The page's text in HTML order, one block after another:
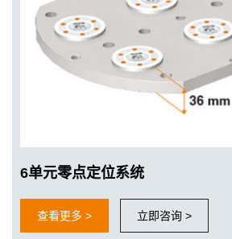
6单元零点定位系统
查看更多 > 立即咨询 >